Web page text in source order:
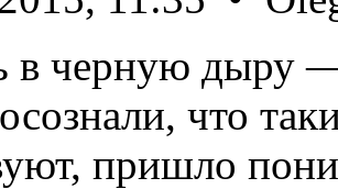
в черную дыру
что
пришло